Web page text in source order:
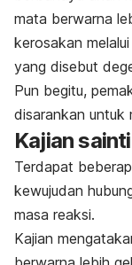
mata berwarna
kerosakan melalui
yang disebut
Pun begitu,
disarankan untuk
Kajian
Terdapat
kewujudan
masa reaksi.
Kajian